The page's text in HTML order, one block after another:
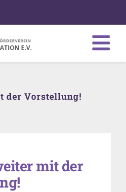
der Vorstellung!
mit der